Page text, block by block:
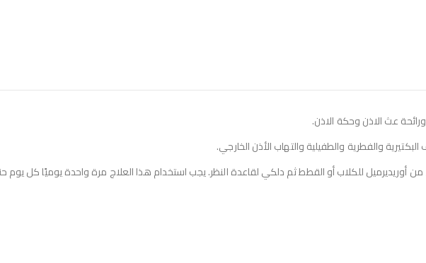
عث الاذن وحكة الاذن.
والفطرية والطفيلية والتهاب الأذن الخارجي.
من أوريديرميل للكلاب أو القطط ثم دلكي لقاعدة النظر. يجب استخدام هذا العلاج مرة واحدة يوميًا كل